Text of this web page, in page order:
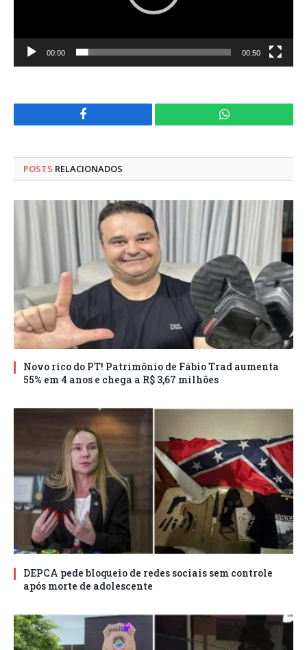
00:00 00:50
Facebook WhatsApp
POSTS RELACIONADOS
Novo rico do PT! Patrimônio de Fábio Trad aumenta
55% em 4 anos e chega a R$ 3,67 milhões
DEPCA pede bloqueio de redes sociais sem controle
após morte de adolescente